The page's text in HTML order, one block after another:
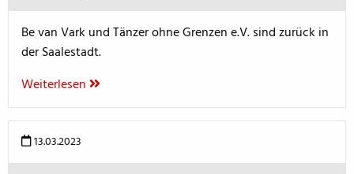
Be van Vark und Tänzer ohne Grenzen e.V. sind zurück in
der Saalestadt.
Weiterlesen
13.03.2023